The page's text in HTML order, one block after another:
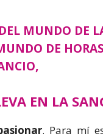
MUNDO DE
DE
EN LA
. Para mí